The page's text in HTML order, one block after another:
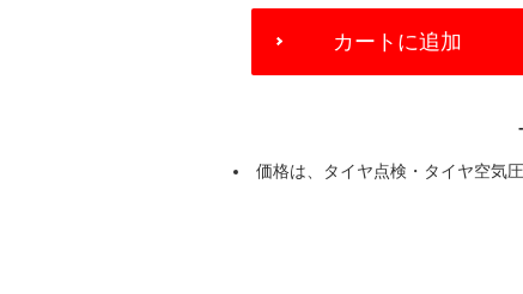
ADD
CART
カートに追加
価格は、タイヤ点検・タイヤ空気